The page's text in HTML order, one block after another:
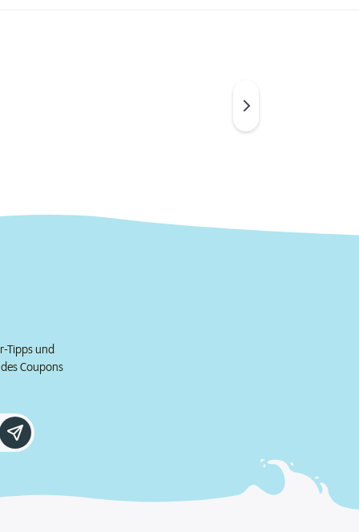
Tipps und
Coupons